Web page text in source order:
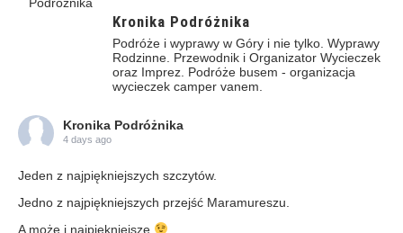
Kronika Podróżnika
Podróże i wyprawy w Góry i nie tylko. Wyprawy
Rodzinne. Przewodnik i Organizator Wycieczek
oraz Imprez. Podróże busem - organizacja
wycieczek camper vanem.
Kronika Podróżnika
4 days ago
Jeden z najpiękniejszych szczytów.
Jedno z najpiękniejszych przejść Maramureszu.
A może i najpiękniejsze